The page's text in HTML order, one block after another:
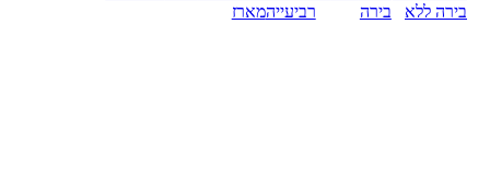
בירה ללא
בירה
רביעייהמארז